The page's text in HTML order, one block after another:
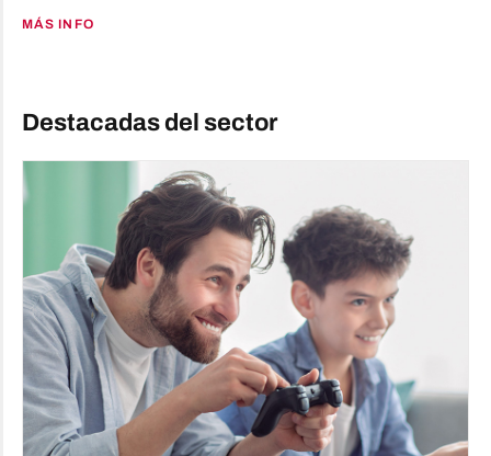
MÁS INFO
Destacadas del sector